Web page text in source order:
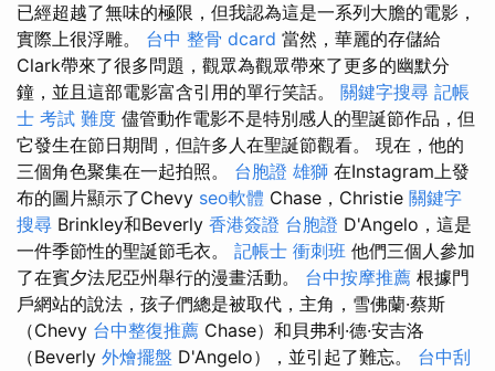
已經超越了無味的極限，但我認為這是一系列大膽的電影，
實際上很浮雕。 台中 整骨 dcard 當然，華麗的存儲給
Clark帶來了很多問題，觀眾為觀眾帶來了更多的幽默分
鐘，並且這部電影富含引用的單行笑話。 關鍵字搜尋 記帳
士 考試 難度 儘管動作電影不是特別感人的聖誕節作品，但
它發生在節日期間，但許多人在聖誕節觀看。 現在，他的
三個角色聚集在一起拍照。 台胞證 雄獅 在Instagram上發
布的圖片顯示了Chevy seo軟體 Chase，Christie 關鍵字
搜尋 Brinkley和Beverly 香港簽證 台胞證 D'Angelo，這是
一件季節性的聖誕節毛衣。 記帳士 衝刺班 他們三個人參加
了在賓夕法尼亞州舉行的漫畫活動。 台中按摩推薦 根據門
戶網站的說法，孩子們總是被取代，主角，雪佛蘭·蔡斯
（Chevy 台中整復推薦 Chase）和貝弗利·德·安吉洛
（Beverly 外燴擺盤 D'Angelo），並引起了難忘。 台中刮